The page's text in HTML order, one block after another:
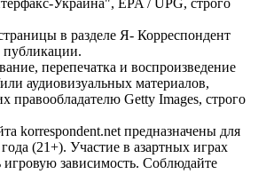
в разделе Я- Корреспондент
публикации.
перепечатка и воспроизведение
аудиовизуальных материалов,
правообладателю Getty Images, строго
korrespondent.net предназначены для
(21+). Участие в азартных играх
игровую зависимость. Соблюдайте